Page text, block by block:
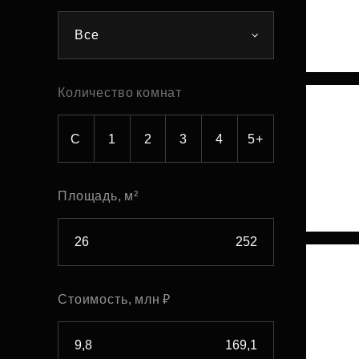
Все
Количество комнат
С 1 2 3 4 5+
Площадь, м²
Стоимость, млн ₽